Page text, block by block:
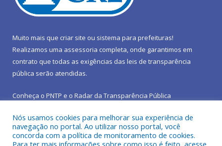
Muito mais que criar site ou sistema para prefeituras!
Realizamos uma assessoria completa, onde garantimos em
contrato que todas as exigências das leis de transparência
pública serão atendidas.
Conheça o PNTP e o Radar da Transparência Pública
Nós usamos cookies para melhorar sua experiência de
navegação no portal. Ao utilizar nosso portal, você
concorda com a política de monitoramento de cookies.
Para ter mais informações sobre como isso é feito, acesse